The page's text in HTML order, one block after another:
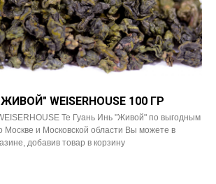
WEISERHOUSE 100 ГР
Те Гуань Инь "Живой" по выгодным
Москве и Московской области Вы можете в
добавив товар в корзину